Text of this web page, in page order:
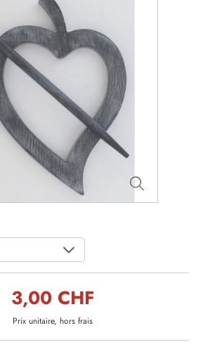
3,00 CHF
Prix unitaire, hors frais